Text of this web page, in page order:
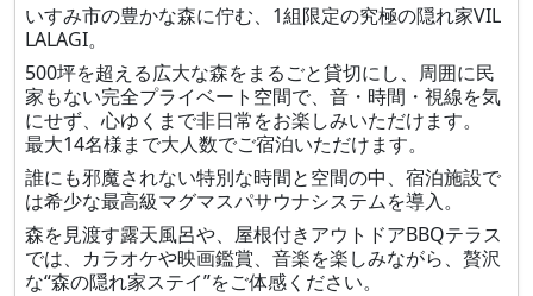
いすみ市の豊かな森に佇む、1組限定の究極の隠れ家VIL
LALAGI。
500坪を超える広大な森をまるごと貸切にし、周囲に民
家もない完全プライベート空間で、音・時間・視線を気
にせず、心ゆくまで非日常をお楽しみいただけます。
最大14名様まで大人数でご宿泊いただけます。
誰にも邪魔されない特別な時間と空間の中、宿泊施設で
は希少な最高級マグマスパサウナシステムを導入。
森を見渡す露天風呂や、屋根付きアウトドアBBQテラス
では、カラオケや映画鑑賞、音楽を楽しみながら、贅沢
な“森の隠れ家ステイ”をご体感ください。